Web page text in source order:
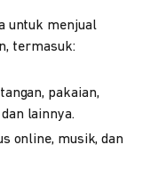
untuk menjual
termasuk:
pakaian,
lainnya.
online, musik, dan